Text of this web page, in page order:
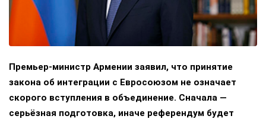
Премьер-министр Армении заявил, что принятие
закона об интеграции с Евросоюзом не означает
скорого вступления в объединение. Сначала —
серьёзная подготовка, иначе референдум будет